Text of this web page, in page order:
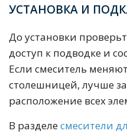
УСТАНОВКА И
До установки
доступ к подводке и
Если смеситель
столешницей, лучше
расположение всех
В разделесмесители